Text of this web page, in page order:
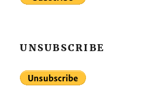
UNSUBSCRIBE